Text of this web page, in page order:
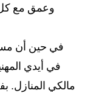
وعمق مع
في حين أن
في أيدي
مالكي المنازل.